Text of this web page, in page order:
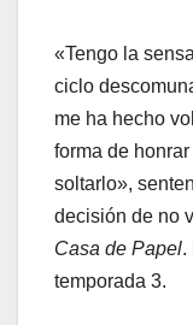
«Tengo la
ciclo
me ha hecho
forma de
soltarlo»,
decisión de no
Casa de Papel.
temporada 3.